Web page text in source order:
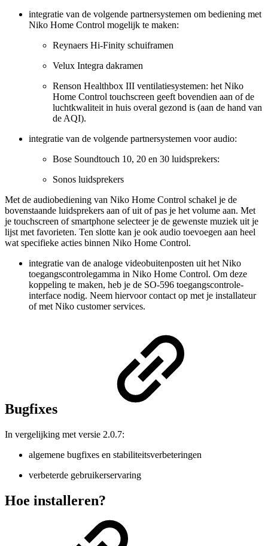
integratie van de volgende partnersystemen om bediening met
Niko Home Control mogelijk te maken:
Reynaers Hi-Finity schuiframen
Velux Integra dakramen
Renson Healthbox III ventilatiesystemen: het Niko
Home Control touchscreen geeft bovendien aan of de
luchtkwaliteit in huis overal gezond is (aan de hand van
de AQI).
integratie van de volgende partnersystemen voor audio:
Bose Soundtouch 10, 20 en 30 luidsprekers:
Sonos luidsprekers
Met de audiobediening van Niko Home Control schakel je de
bovenstaande luidsprekers aan of uit of pas je het volume aan. Met
je touchscreen of smartphone selecteer je de gewenste muziek uit je
lijst met favorieten. Ten slotte kan je ook audio toevoegen aan heel
wat specifieke acties binnen Niko Home Control.
integratie van de analoge videobuitenposten uit het Niko
toegangscontrolegamma in Niko Home Control. Om deze
koppeling te maken, heb je de SO-596 toegangscontrole-
interface nodig. Neem hiervoor contact op met je installateur
of met Niko customer services.
Bugfixes
In vergelijking met versie 2.0.7:
algemene bugfixes en stabiliteitsverbeteringen
verbeterde gebruikerservaring
Hoe installeren?